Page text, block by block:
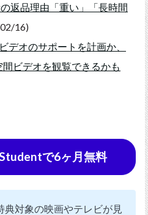
返品理由「重い」「長時間
16)
デオのサポートを計画か、
ビデオを観覧できるかも
で6ヶ月無料
典対象の映画やテレビが見